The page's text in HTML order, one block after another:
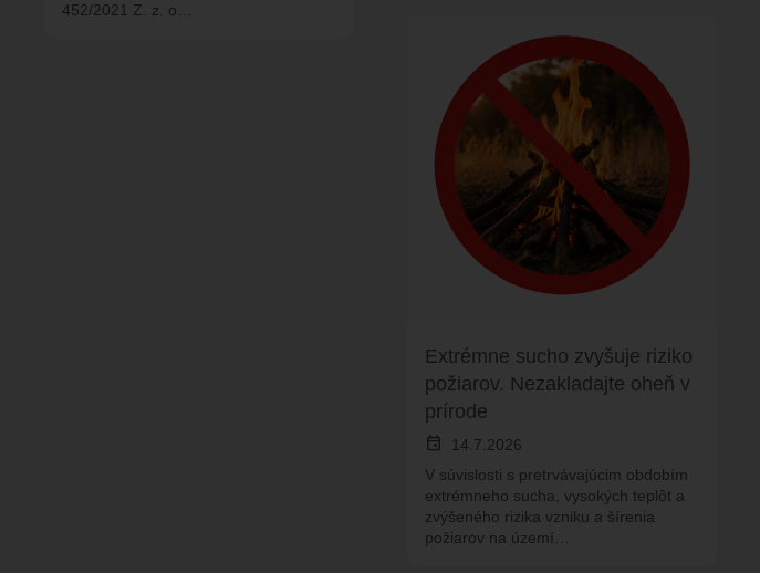
452/2021 Z. z. o…
Extrémne sucho zvyšuje riziko
požiarov. Nezakladajte oheň v
prírode
event
14.7.2026
V súvislosti s pretrvávajúcim obdobím
extrémneho sucha, vysokých teplôt a
zvýšeného rizika vzniku a šírenia
požiarov na území…